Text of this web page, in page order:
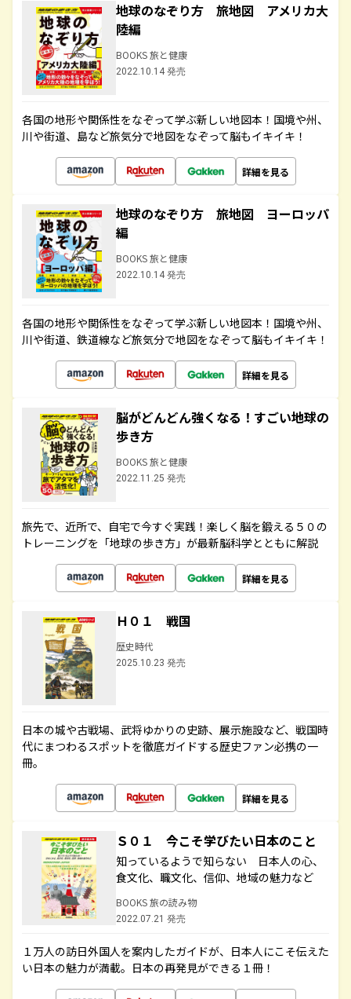
地球のなぞり方 旅地図 アメリカ大
陸編
BOOKS 旅と健康
2022.10.14 発売
各国の地形や関係性をなぞって学ぶ新しい地図本！国境や州、
川や街道、島など旅気分で地図をなぞって脳もイキイキ！
詳細を見る
地球のなぞり方 旅地図 ヨーロッパ
編
BOOKS 旅と健康
2022.10.14 発売
各国の地形や関係性をなぞって学ぶ新しい地図本！国境や州、
川や街道、鉄道線など旅気分で地図をなぞって脳もイキイキ！
詳細を見る
脳がどんどん強くなる！すごい地球の
歩き方
BOOKS 旅と健康
2022.11.25 発売
旅先で、近所で、自宅で今すぐ実践！楽しく脳を鍛える５０の
トレーニングを「地球の歩き方」が最新脳科学とともに解説
詳細を見る
Ｈ０１ 戦国
歴史時代
2025.10.23 発売
日本の城や古戦場、武将ゆかりの史跡、展示施設など、戦国時
代にまつわるスポットを徹底ガイドする歴史ファン必携の一
冊。
詳細を見る
Ｓ０１ 今こそ学びたい日本のこと
知っているようで知らない 日本人の心、
食文化、職文化、信仰、地域の魅力など
BOOKS 旅の読み物
2022.07.21 発売
１万人の訪日外国人を案内したガイドが、日本人にこそ伝えた
い日本の魅力が満載。日本の再発見ができる１冊！